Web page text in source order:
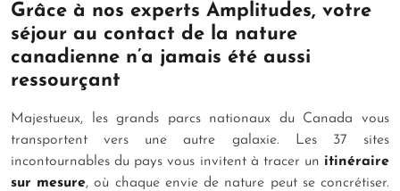
Grâce à nos experts Amplitudes, votre
séjour au contact de la nature
canadienne n’a jamais été aussi
ressourçant
Majestueux, les grands parcs nationaux du Canada vous
transportent vers une autre galaxie. Les 37 sites
incontournables du pays vous invitent à tracer un itinéraire
sur mesure, où chaque envie de nature peut se concrétiser.